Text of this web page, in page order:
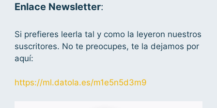
Enlace Newsletter:
Si prefieres leerla tal y como la leyeron nuestros
suscritores. No te preocupes, te la dejamos por
aquí:
https://ml.datola.es/m1e5n5d3m9